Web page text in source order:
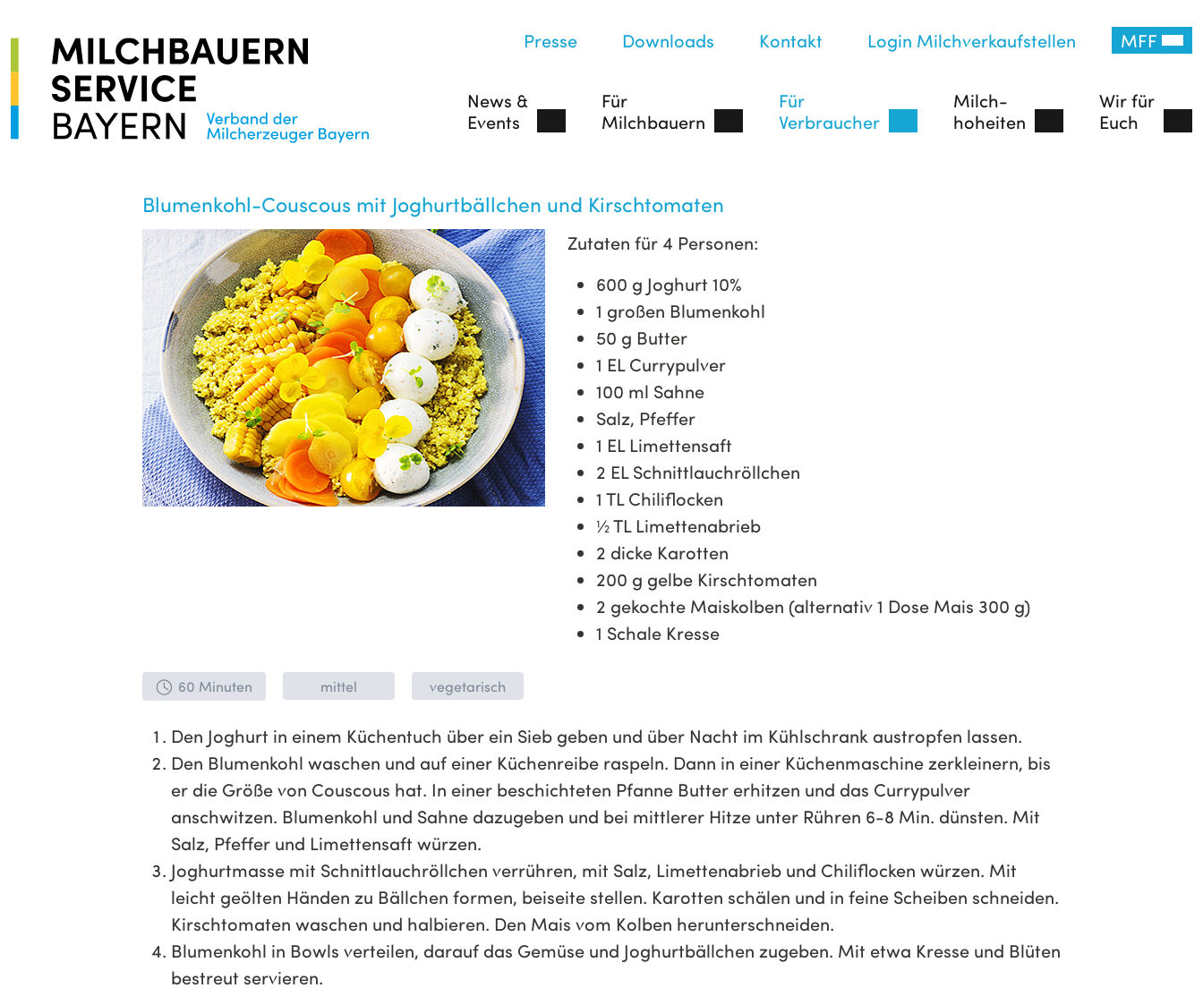
Presse Downloads Kontakt Login Milchverkaufstellen MFF
News &
Events
Für
Milchbauern
Für
Verbraucher
Milch-
hoheiten
Wir für
Euch
Blumenkohl-Couscous mit Joghurtbällchen und Kirschtomaten
Zutaten für 4 Personen:
600 g Joghurt 10%
1 großen Blumenkohl
50 g Butter
1 EL Currypulver
100 ml Sahne
Salz, Pfeffer
1 EL Limettensaft
2 EL Schnittlauchröllchen
1 TL Chiliflocken
½ TL Limettenabrieb
2 dicke Karotten
200 g gelbe Kirschtomaten
2 gekochte Maiskolben (alternativ 1 Dose Mais 300 g)
1 Schale Kresse
60 Minuten mittel vegetarisch
Den Joghurt in einem Küchentuch über ein Sieb geben und über Nacht im Kühlschrank austropfen lassen.
Den Blumenkohl waschen und auf einer Küchenreibe raspeln. Dann in einer Küchenmaschine zerkleinern, bis
er die Größe von Couscous hat. In einer beschichteten Pfanne Butter erhitzen und das Currypulver
anschwitzen. Blumenkohl und Sahne dazugeben und bei mittlerer Hitze unter Rühren 6-8 Min. dünsten. Mit
Salz, Pfeffer und Limettensaft würzen.
Joghurtmasse mit Schnittlauchröllchen verrühren, mit Salz, Limettenabrieb und Chiliflocken würzen. Mit
leicht geölten Händen zu Bällchen formen, beiseite stellen. Karotten schälen und in feine Scheiben schneiden.
Kirschtomaten waschen und halbieren. Den Mais vom Kolben herunterschneiden.
Blumenkohl in Bowls verteilen, darauf das Gemüse und Joghurtbällchen zugeben. Mit etwa Kresse und Blüten
bestreut servieren.